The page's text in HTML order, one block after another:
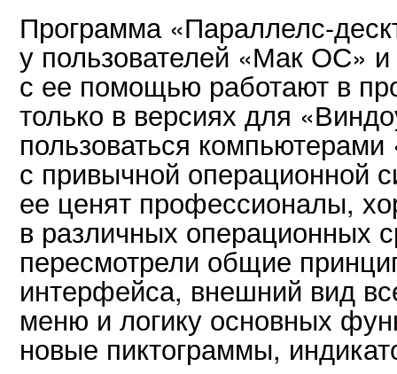
Программа «Параллелс-
у пользователей «Мак ОС»
с ее помощью работают в
только в версиях для
пользоваться
с привычной операционной
ее ценят профессионалы,
в различных операционных
пересмотрели общие
интерфейса, внешний вид
меню и логику основных
новые пиктограммы,